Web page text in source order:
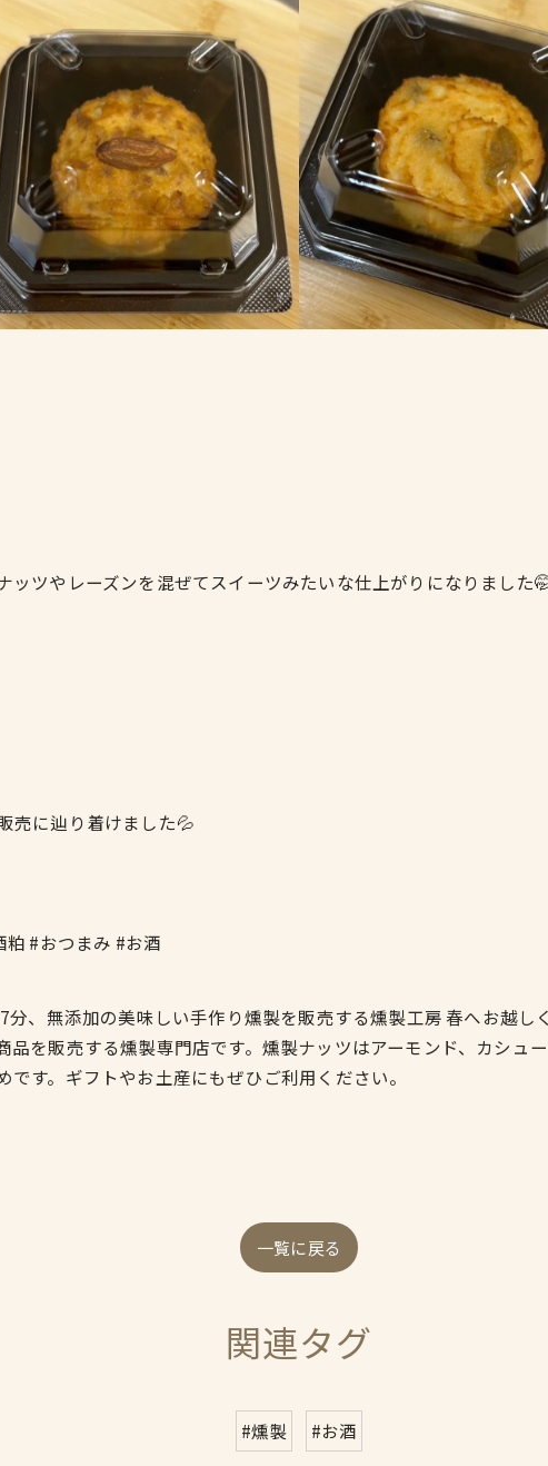
ッツやレーズンを混ぜてスイーツみたいな仕上がりになりました
売に辿り着けました💦
#おつまみ #お酒
、無添加の美味しい手作り燻製を販売する燻製工房 春へお越
品を販売する燻製専門店です。燻製ナッツはアーモンド、カシュ
す。ギフトやお土産にもぜひご利用ください。
一覧に戻る
関連タグ
#燻製 #お酒